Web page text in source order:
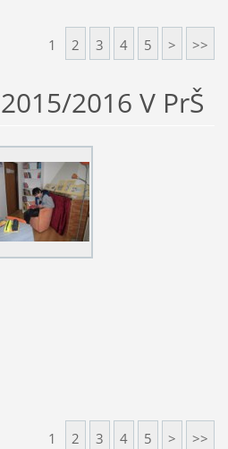
1 2 3 4 5 > >>
2016 V PrŠ
1 2 3 4 5 > >>